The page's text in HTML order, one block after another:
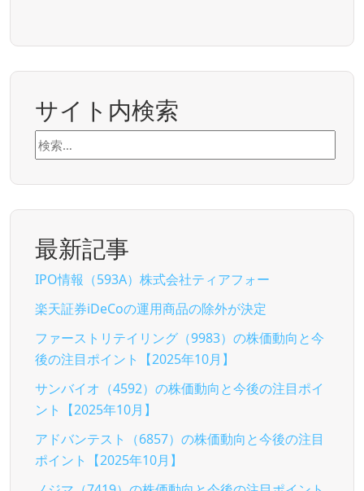
サイト内検索
検
索:
最新記事
IPO情報（593A）株式会社ティアフォー
楽天証券iDeCoの運用商品の除外が決定
ファーストリテイリング（9983）の株価動向と今
後の注目ポイント【2025年10月】
サンバイオ（4592）の株価動向と今後の注目ポイ
ント【2025年10月】
アドバンテスト（6857）の株価動向と今後の注目
ポイント【2025年10月】